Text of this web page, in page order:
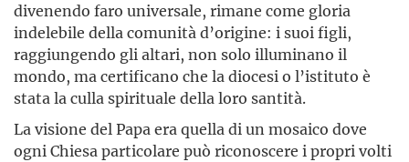
divenendo faro universale, rimane come gloria
indelebile della comunità d’origine: i suoi figli,
raggiungendo gli altari, non solo illuminano il
mondo, ma certificano che la diocesi o l’istituto è
stata la culla spirituale della loro santità.
La visione del Papa era quella di un mosaico dove
ogni Chiesa particolare può riconoscere i propri volti